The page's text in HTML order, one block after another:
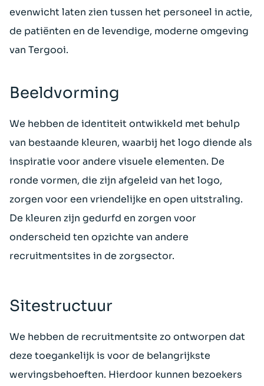
evenwicht laten zien tussen het personeel in actie,
de patiënten en de levendige, moderne omgeving
van Tergooi.
Beeldvorming
We hebben de identiteit ontwikkeld met behulp
van bestaande kleuren, waarbij het logo diende als
inspiratie voor andere visuele elementen. De
ronde vormen, die zijn afgeleid van het logo,
zorgen voor een vriendelijke en open uitstraling.
De kleuren zijn gedurfd en zorgen voor
onderscheid ten opzichte van andere
recruitmentsites in de zorgsector.
Sitestructuur
We hebben de recruitmentsite zo ontworpen dat
deze toegankelijk is voor de belangrijkste
wervingsbehoeften. Hierdoor kunnen bezoekers